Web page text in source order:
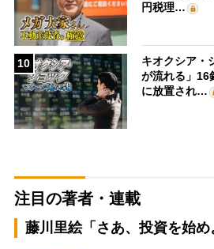
円税理…
10
キオクシア・
が流れる」
に放置され…
注目の著者・連載
藤川里絵「さあ、投資を始め